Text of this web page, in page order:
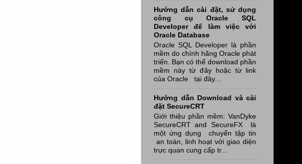
Hướng dẫn cài đặt, sử dụng
công cụ Oracle SQL
Developer để làm việc với
Oracle Database
Oracle SQL Developer là phần
mềm do chính hãng Oracle phát
triển. Bạn có thể download phần
mềm này từ đây hoặc từ link
của Oracle tại đây...
Hướng dẫn Download và cài
đặt SecureCRT
Giới thiệu phần mềm: VanDyke
SecureCRT and SecureFX là
một ứng dụng chuyển tập tin
an toàn, linh hoạt với giao diện
trực quan cung cấp tr...